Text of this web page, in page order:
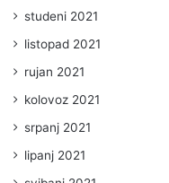
studeni 2021
listopad 2021
rujan 2021
kolovoz 2021
srpanj 2021
lipanj 2021